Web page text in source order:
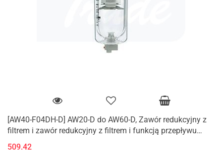
[AW40-F04DH-D] AW20-D do AW60-D, Zawór redukcyjny z
filtrem i zawór redukcyjny z filtrem i funkcją przepływu
509.42